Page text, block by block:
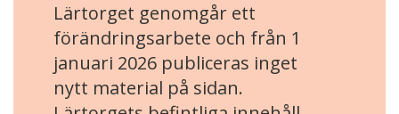
Lärtorget genomgår ett
förändringsarbete och från 1
januari 2026 publiceras inget
nytt material på sidan.